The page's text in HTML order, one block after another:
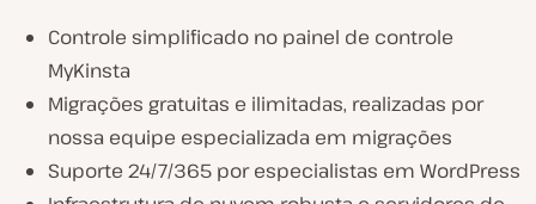
Controle simplificado no painel de controle
MyKinsta
Migrações gratuitas e ilimitadas, realizadas por
nossa equipe especializada em migrações
Suporte 24/7/365 por especialistas em WordPress